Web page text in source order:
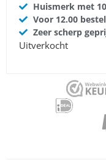
Huismerk met
Voor 12.00
Zeer scherp
Uitverkocht